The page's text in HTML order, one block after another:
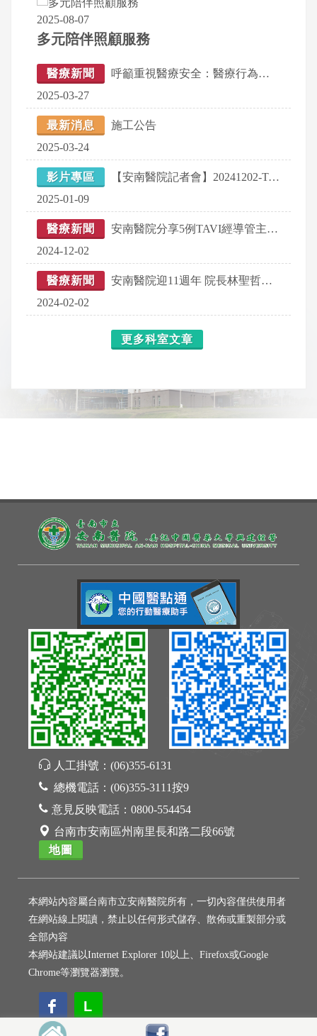
2025-08-07
多元陪伴照顧服務
醫療新聞
呼籲重視醫療安全：醫療行為應於合法場所執行，保障病人健康權益
2025-03-27
最新消息
施工公告
2025-03-24
影片專區
【安南醫院記者會】20241202-TAVI經導管主動瓣植入術 執行成果發表
2025-01-09
醫療新聞
安南醫院分享5例TAVI經導管主動脈瓣植入術成果：3個月內存活率100%！
2024-12-02
醫療新聞
安南醫院迎11週年 院長林聖哲：續打造尖端醫療 往醫學中心邁進
2024-02-02
更多科室文章
人工掛號： (06)355-6131
總機電話： (06)355-3111按9
意見反映電話： 0800-554454
台南市安南區州南里長和路二段66號
地圖
本網站內容屬台南市立安南醫院所有，一切內容僅供使用者
在網站線上閱讀，禁止以任何形式儲存、散佈或重製部分或
全部內容
本網站建議以Internet Explorer 10以上、Firefox或Google
Chrome等瀏覽器瀏覽。
L